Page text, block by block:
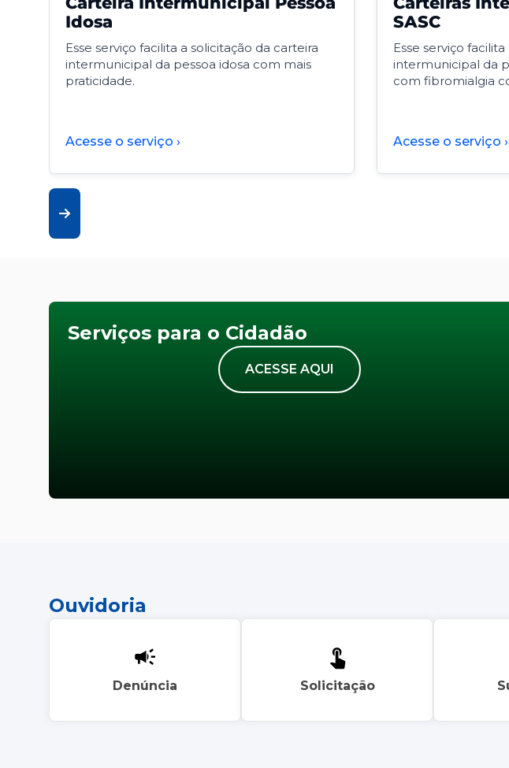
Idosa
Esse serviço facilita a solicitação da carteira
intermunicipal da pessoa idosa com mais
praticidade.
Acesse o serviço ›
SASC
Esse serviço
intermunicipal da
com fibromialgia
Acesse o serviço ›
Serviços para o Cidadão
ACESSE AQUI
Ouvidoria
Denúncia Solicitação